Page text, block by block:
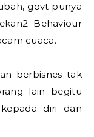
govt punya
Behaviour
cuaca.
berbisnes tak
lain begitu
diri dan